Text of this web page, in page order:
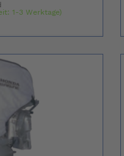
1-3 Werktage)